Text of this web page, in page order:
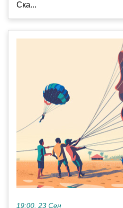
Ска...
19:00, 23 Сен